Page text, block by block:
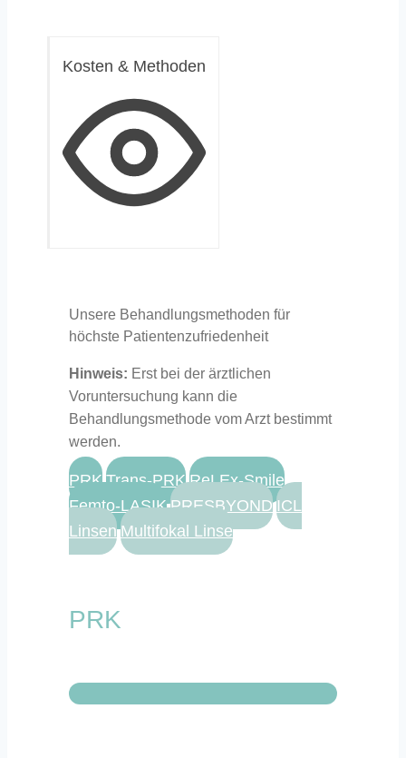
Kosten & Methoden
Unsere Behandlungsmethoden für
höchste Patientenzufriedenheit
Hinweis: Erst bei der ärztlichen
Voruntersuchung kann die
Behandlungsmethode vom Arzt bestimmt
werden.
PRK Trans-PRK ReLEx-Smile
Femto-LASIK PRESBYOND ICL
Linsen Multifokal Linse
PRK